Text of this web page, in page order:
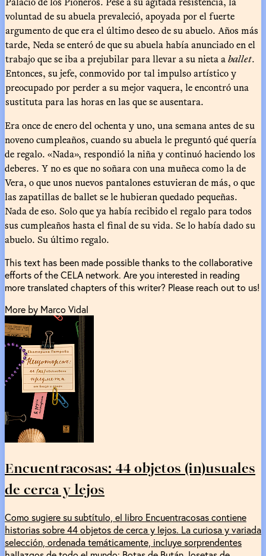
voluntad de su abuela prevaleció, apoyada por el fuerte
argumento de que era el último deseo de su abuelo. Años más
tarde, Neda se enteró de que su abuela había anunciado en el
trabajo que se iba a prejubilar para llevar a su nieta aballet.
Entonces, su jefe, conmovido por tal impulso artístico y
preocupado por perder a su mejor vaquera, le encontró una
sustituta para las horas en las que se ausentara.
Era once de enero del ochenta y uno, una semana antes de su
noveno cumpleaños, cuando su abuela le preguntó qué quería
de regalo. «Nada», respondió la niña y continuó haciendo los
deberes. Y no es que no soñara con una muñeca como la de
Vera, o que unos nuevos pantalones estuvieran de más, o que
las zapatillas de ballet se le hubieran quedado pequeñas.
Nada de eso. Solo que ya había recibido el regalo para todos
sus cumpleaños hasta el final de su vida. Se lo había dado su
abuelo. Su último regalo.
This text has been made possible thanks to the collaborative
efforts of the CELA network. Are you interested in reading
more translated chapters of this writer? Please reach out to us!
More by Marco Vidal
Encuentracosas: 44 objetos (in)usuales
de cerca y lejos
Como sugiere su subtítulo, el libro Encuentracosas contiene
historias sobre 44 objetos de cerca y lejos. La curiosa y variada
selección, ordenada temáticamente, incluye sorprendentes